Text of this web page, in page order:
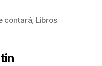
contará, Libros